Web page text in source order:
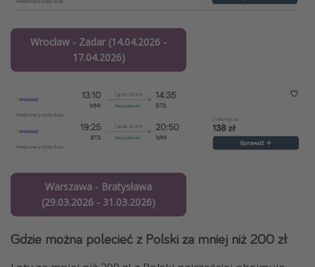
Wrocław - Zadar (14.04.2026 -
17.04.2026)
Warszawa - Bratysława
(29.03.2026 - 31.03.2026)
Gdzie można polecieć z Polski za mniej niż 200 zł